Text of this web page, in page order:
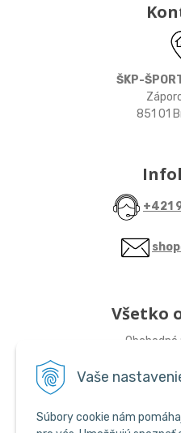
Vaše
Súbory cookie nám
ŠKP-
851 01
+421
Všetko